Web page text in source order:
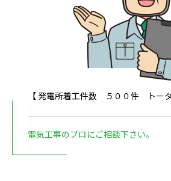
【 発電所着工件数 ５００件 トータ
電気工事のプロにご相談下さい。